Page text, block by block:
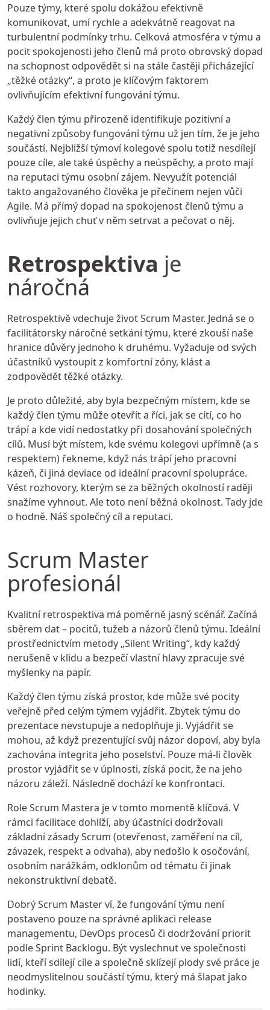
Pouze týmy, které spolu dokážou efektivně
komunikovat, umí rychle a adekvátně reagovat na
turbulentní podmínky trhu. Celková atmosféra v týmu a
pocit spokojenosti jeho členů má proto obrovský dopad
na schopnost odpovědět si na stále častěji přicházející
„těžké otázky“, a proto je klíčovým faktorem
ovlivňujícím efektivní fungování týmu.
Každý člen týmu přirozeně identifikuje pozitivní a
negativní způsoby fungování týmu už jen tím, že je jeho
součástí. Nejbližší týmoví kolegové spolu totiž nesdílejí
pouze cíle, ale také úspěchy a neúspěchy, a proto mají
na reputaci týmu osobní zájem. Nevyužít potenciál
takto angažovaného člověka je přečinem nejen vůči
Agile. Má přímý dopad na spokojenost členů týmu a
ovlivňuje jejich chuť v něm setrvat a pečovat o něj.
Retrospektiva je
náročná
Retrospektivě vdechuje život Scrum Master. Jedná se o
facilitátorsky náročné setkání týmu, které zkouší naše
hranice důvěry jednoho k druhému. Vyžaduje od svých
účastníků vystoupit z komfortní zóny, klást a
zodpovědět těžké otázky.
Je proto důležité, aby byla bezpečným místem, kde se
každý člen týmu může otevřít a říci, jak se cítí, co ho
trápí a kde vidí nedostatky při dosahování společných
cílů. Musí být místem, kde svému kolegovi upřímně (a s
respektem) řekneme, když nás trápí jeho pracovní
kázeň, či jiná deviace od ideální pracovní spolupráce.
Vést rozhovory, kterým se za běžných okolností raději
snažíme vyhnout. Ale toto není běžná okolnost. Tady jde
o hodně. Náš společný cíl a reputaci.
Scrum Master
profesionál
Kvalitní retrospektiva má poměrně jasný scénář. Začíná
sběrem dat – pocitů, tužeb a názorů členů týmu. Ideální
prostřednictvím metody „Silent Writing“, kdy každý
nerušeně v klidu a bezpečí vlastní hlavy zpracuje své
myšlenky na papír.
Každý člen týmu získá prostor, kde může své pocity
veřejně před celým týmem vyjádřit. Zbytek týmu do
prezentace nevstupuje a nedoplňuje ji. Vyjádřit se
mohou, až když prezentující svůj názor dopoví, aby byla
zachována integrita jeho poselství. Pouze má-li člověk
prostor vyjádřit se v úplnosti, získá pocit, že na jeho
názoru záleží. Následně dochází ke konfrontaci.
Role Scrum Mastera je v tomto momentě klíčová. V
rámci facilitace dohlíží, aby účastníci dodržovali
základní zásady Scrum (otevřenost, zaměření na cíl,
závazek, respekt a odvaha), aby nedošlo k osočování,
osobním narážkám, odklonům od tématu či jinak
nekonstruktivní debatě.
Dobrý Scrum Master ví, že fungování týmu není
postaveno pouze na správné aplikaci release
managementu, DevOps procesů či dodržování priorit
podle Sprint Backlogu. Být vyslechnut ve společnosti
lidí, kteří sdílejí cíle a společně sklízejí plody své práce je
neodmyslitelnou součástí týmu, který má šlapat jako
hodinky.